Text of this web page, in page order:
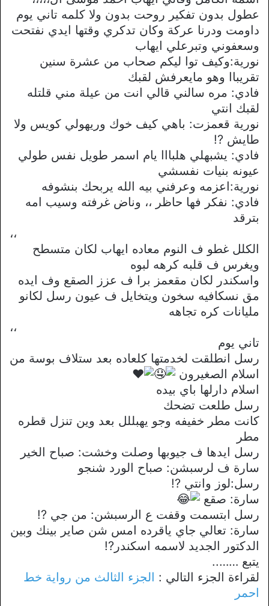
عطول بدون تفكير روحت بدون ولا كلمه تاني يوم
داومت ودرنا عركة وكان تدكري وقتها ايدي نفتحت
وسعفوني وتبرعلي ايهاب
نورية:وكيف توا ليكم صحاب من عشرة سنين
تقريباا وهو مايعرفش لقبك
فادي: مره سالني قالي انت من عيلة مني قلتله
لقبك انتي
نورية قعمزت: باهي كيف خوك وريهولي كويس ولا
طايش ?!
فادي: يشبهلي هلبااا يام اسمر طويل نفس طولي
عيونه بنيات نفسشي
نورية:اعزمه وعرفني بيه الله يربحك بنشوفه
فادي: نفكر فها حاظر ،، وناض غرفته وسيب امه
بترقد
،،
الكلل غطو ف النوم معاده ايهاب لكان متسطح
ويغرس ف قلبه كرهه لبوه
واسكندر لكان مقعمز برا ف عزز الصقع وف ايده
مق نسكافيه سخون ويتخايل ف عيون رسل لكانو
مليانات كره تجاهه
،،
تاني يوم
رسل انطلقت لخدمتها كلعاده بعد ستلاف بوسة من
اسلام الصغيرون
اسلام دارلها باي بيده
رسل طلعت تضحك
كانت مطر خفيفه وجو يهبللل بعد وين تنزل قطره
مطر
رسل ايدها ف جيوبها وصلت وخشت: صباح الخير
سارة ف لرسبشن: صباح الورد شنجو
رسل:لوز وانتي ?!
سارة: صقع
رسل ابتسمت وقفت ع الرسبشن: من جي ?!
سارة: تعالي جاي ياقرده امس شن صاير بينك وبين
الدكتور الجديد لاسمه اسكندر?!
يتبع ……..
لقراءة الجزء التالي : الجزء الثالث من رواية خط
احمر